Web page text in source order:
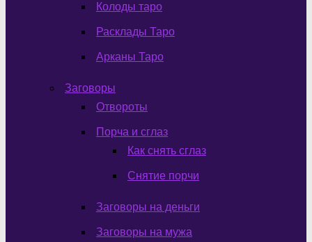
Колоды таро
Расклады Таро
Арканы Таро
Заговоры
Отвороты
Порча и сглаз
Как снять сглаз
Снятие порчи
Заговоры на деньги
Заговоры на мужа